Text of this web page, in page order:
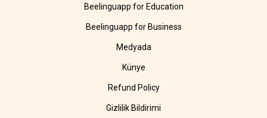
Beelinguapp for Education
Beelinguapp for Business
Medyada
Künye
Refund Policy
Gizlilik Bildirimi